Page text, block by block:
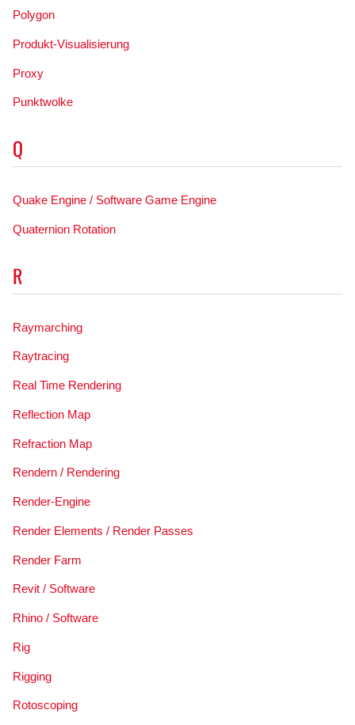
Polygon
Produkt-Visualisierung
Proxy
Punktwolke
Q
Quake Engine / Software Game Engine
Quaternion Rotation
R
Raymarching
Raytracing
Real Time Rendering
Reflection Map
Refraction Map
Rendern / Rendering
Render-Engine
Render Elements / Render Passes
Render Farm
Revit / Software
Rhino / Software
Rig
Rigging
Rotoscoping